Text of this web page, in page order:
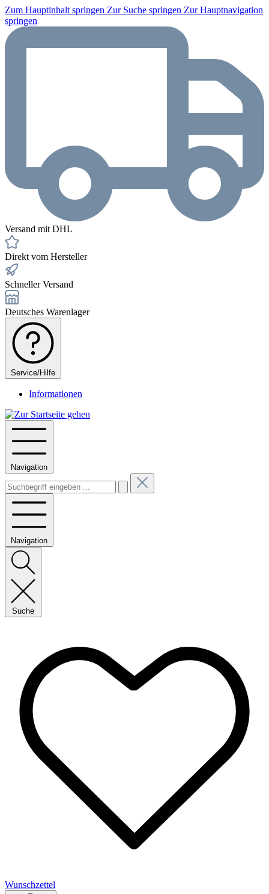
Zum Hauptinhalt springen Zur Suche springen Zur Hauptnavigation
springen
Versand mit DHL
Direkt vom Hersteller
Schneller Versand
Deutsches Warenlager
Service/Hilfe
Informationen
Navigation
Navigation
Suche
Wunschzettel